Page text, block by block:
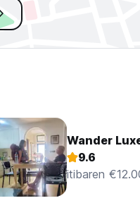
Wander
9.6
itibaren